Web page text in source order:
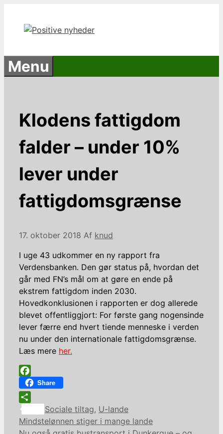
indhold
Menu
Klodens fattigdom
falder – under 10%
lever under
fattigdomsgrænse
17. oktober 2018 Af knud
I uge 43 udkommer en ny rapport fra
Verdensbanken. Den gør status på, hvordan det
går med FN’s mål om at gøre en ende på
ekstrem fattigdom inden 2030.
Hovedkonklusionen i rapporten er dog allerede
blevet offentliggjort: For første gang nogensinde
lever færre end hvert tiende menneske i verden
nu under den internationale fattigdomsgrænse.
Læs mere her.
Facebook
Share
Share
Kategorier
Sociale tiltag, U-lande
Mindstelønnen stiger i mange lande